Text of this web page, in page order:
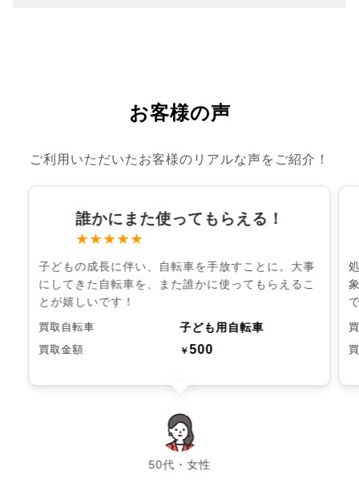
お客様の声
ご利用いただいたお客様のリアルな声をご紹介！
誰かにまた使ってもらえる！
★★★★★
子どもの成長に伴い、自転車を手放すことに。大事
にしてきた自転車を、また誰かに使ってもらえるこ
とが嬉しいです！
買取自転車 子ども用自転車
買取金額 ￥500
50代・女性
chevron_left chevron_right